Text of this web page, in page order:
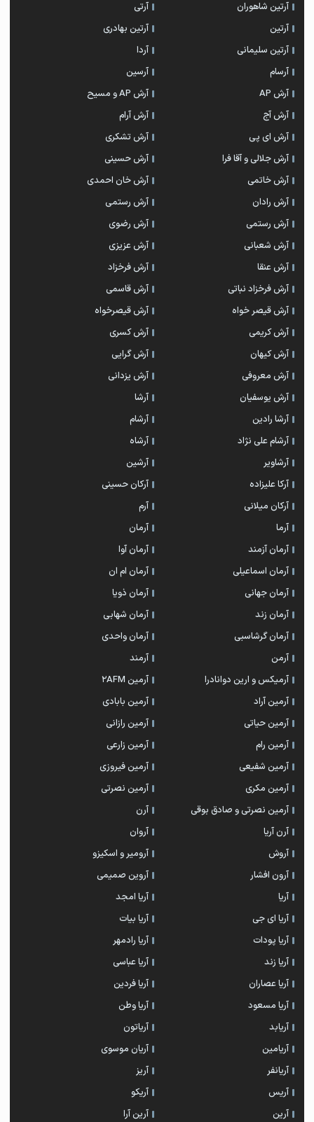
آرتين شاهوران
آرتی
آرتین
آرتین بهادری
آرتین سلیمانی
آردا
آرسام
آرسین
آرش AP
آرش AP و مسیح
آرش آج
آرش آرام
آرش ای پی
آرش تشکری
آرش جلالی و آقا فرا
آرش حسینی
آرش خاتمی
آرش خان احمدی
آرش رادان
آرش رستمى
آرش رستمی
آرش رضوی
آرش شعبانی
آرش عزیزی
آرش عنقا
آرش فرخزاد
آرش فرخزاد نباتی
آرش قاسمی
آرش قیصر خواه
آرش قیصرخواه
آرش کریمی
آرش کسری
آرش کیهان
آرش گرایی
آرش معروفی
آرش یزدانی
آرش یوسفیان
آرشا
آرشا رادین
آرشام
آرشام علی نژاد
آرشاه
آرشاویر
آرشین
آرکا علیزاده
آرکان حسینی
آرکان میلانی
آرم
آرما
آرمان
آرمان آزمند
آرمان آوا
آرمان اسماعیلی
آرمان ام ان
آرمان جهانی
آرمان ذویا
آرمان زند
آرمان شهابی
آرمان گرشاسبی
آرمان واحدی
آرمن
آرمند
آرمیکس و ارین دوانادرا
آرمین 2AFM
آرمین آراد
آرمین بابادی
آرمین حیاتی
آرمین رازانی
آرمین رام
آرمین زارعی
آرمین شفیعی
آرمین فیروزی
آرمین مکری
آرمین نصرتی
آرمین نصرتی و صادق بوقی
آرن
آرن آریا
آروان
آروش
آرومیر و اسکیزو
آرون افشار
آروین صمیمی
آریا
آریا امجد
آریا ای جی
آریا بیات
آریا پودات
آریا رادمهر
آریا زند
آریا عباسی
آریا عصاران
آریا فردین
آریا مسعود
آریا وطن
آریابد
آریاتون
آریامین
آریان موسوی
آریانفر
آریز
آریس
آریکو
آرین
آرین آرا